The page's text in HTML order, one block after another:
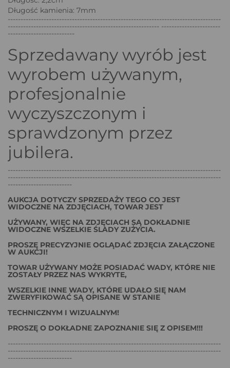
Długość kamienia: 7mm
-----------------------------------------------------------------------------------
----------------------------------------------------------- -----------------------
--------------------------
Sprzedawany wyrób jest
wyrobem używanym,
profesjonalnie
wyczyszczonym i
sprawdzonym przez
jubilera.
-----------------------------------------------------------------------------------
-----------------------------------------------------------------------------------
-------------------------
AUKCJA DOTYCZY SPRZEDAŻY TEGO CO JEST
WIDOCZNE NA ZDJĘCIACH, TOWAR JEST
UŻYWANY, WIĘC NA ZDJĘCIACH SĄ DOKŁADNIE
WIDOCZNE WSZELKIE ŚLADY ZUŻYCIA.
PROSZĘ PRECYZYJNIE OGLĄDAĆ ZDJĘCIA ZAŁĄCZONE
W AUKCJI!
TOWAR UŻYWANY MOŻE POSIADAĆ WADY, KTÓRE NIE
ZOSTAŁY PRZEZ NAS WYKRYTE,
WSZELKIE INNE WADY, KTÓRE UDAŁO SIĘ NAM
ZWERYFIKOWAĆ SĄ OPISANE W STANIE
TECHNICZNYM I WIZUALNYM!
PROSZĘ O DOKŁADNE ZAPOZNANIE SIĘ Z OPISEM!!!
-----------------------------------------------------------------------------------
-----------------------------------------------------------------------------------
-------------------------